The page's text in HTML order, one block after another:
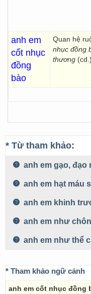
anh em
cốt nhục
đồng
bào
Quan hệ
nhục đồng
thương (cd.).
* Từ tham khảo:
anh em gạo, đạo
anh em hạt máu
anh em khinh
anh em như
anh em như thể
* Tham khảo ngữ cảnh
anh em cốt nhục đồng